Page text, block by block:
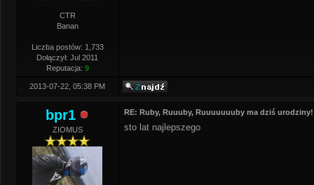
CTR
Banan
Liczba postów: 1,733
Dołączył: Jul 2011
Reputacja: 9
2013-07-22, 05:38 PM
bpr1
ZIOMUS
RE: Ruby, Ruuuby, Ruuuuuuuby ma dziś
sto lat najlepszego